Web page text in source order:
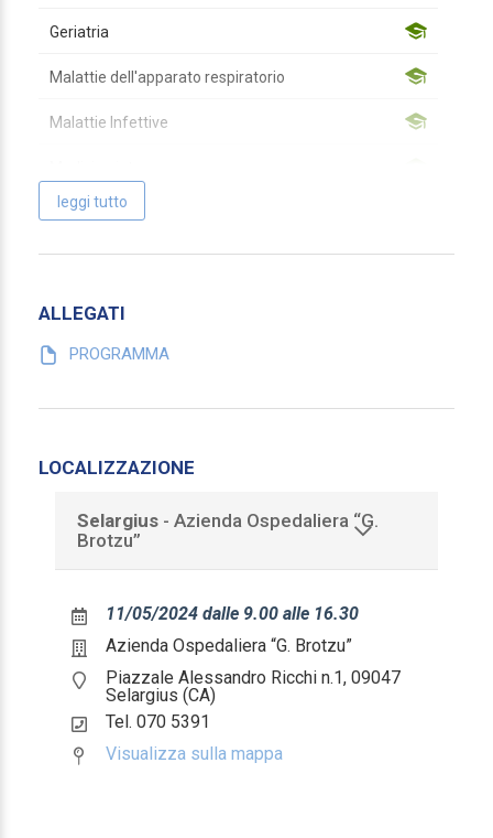
Geriatria
Malattie dell'apparato respiratorio
Malattie Infettive
Microbiologia e virologia
Pediatria
Psicoterapia
Biologo
Psicoterapia
Fisioterapista
Infermiere
Infermiere
leggi tutto
ALLEGATI
PROGRAMMA
LOCALIZZAZIONE
Selargius - Azienda Ospedaliera “G.
Brotzu”
11/05/2024 dalle 9.00 alle 16.30
Azienda Ospedaliera “G. Brotzu”
Piazzale Alessandro Ricchi n.1, 09047
Selargius (CA)
Tel. 070 5391
Visualizza sulla mappa